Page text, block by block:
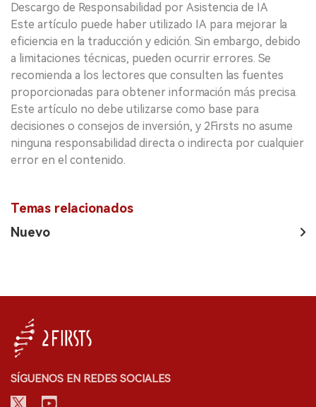
Descargo de Responsabilidad por Asistencia de IA
Este artículo puede haber utilizado IA para mejorar la
eficiencia en la traducción y edición. Sin embargo, debido
a limitaciones técnicas, pueden ocurrir errores. Se
recomienda a los lectores que consulten las fuentes
proporcionadas para obtener información más precisa.
Este artículo no debe utilizarse como base para
decisiones o consejos de inversión, y 2Firsts no asume
ninguna responsabilidad directa o indirecta por cualquier
error en el contenido.
Temas relacionados
Nuevo
SÍGUENOS EN REDES SOCIALES